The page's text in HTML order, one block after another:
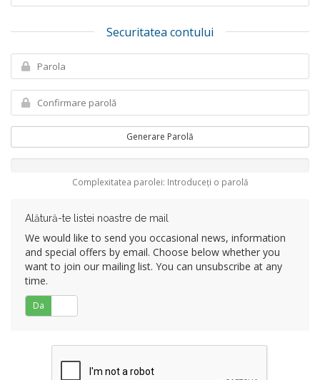
Securitatea contului
Generare Parolă
Complexitatea parolei: Introduceți o parolă
Alătură-te listei noastre de mail
We would like to send you occasional news, information
and special offers by email. Choose below whether you
want to join our mailing list. You can unsubscribe at any
time.
Da